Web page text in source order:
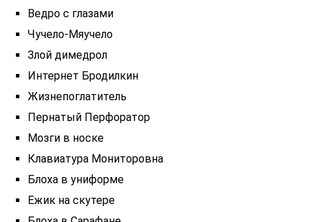
Ведро с глазами
Чучело-Мяучело
Злой димедрол
Интернет Бродилкин
Жизнепоглатитель
Пернатый Перфоратор
Мозги в носке
Клавиатура Мониторовна
Блоха в униформе
Ежик на скутере